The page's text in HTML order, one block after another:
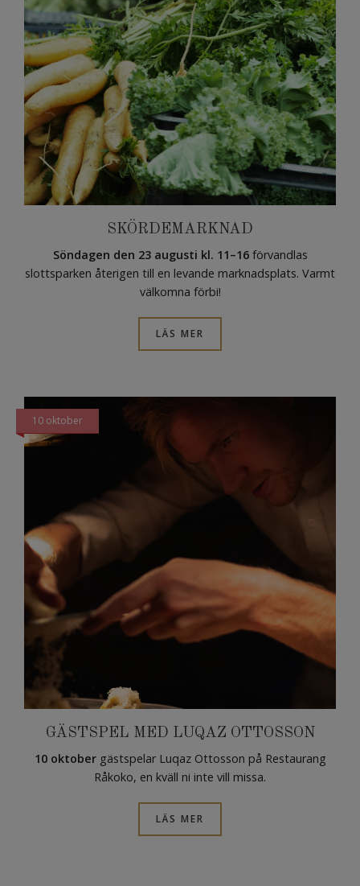
SKÖRDEMARKNAD
Söndagen den 23 augusti kl. 11–16förvandlas
slottsparken återigen till en levande marknadsplats. Varmt
välkomna förbi!
LÄS MER
10 oktober
GÄSTSPEL MED LUQAZ OTTOSSON
10 oktobergästspelar Luqaz Ottosson på Restaurang
Råkoko, en kväll ni inte vill missa.
LÄS MER